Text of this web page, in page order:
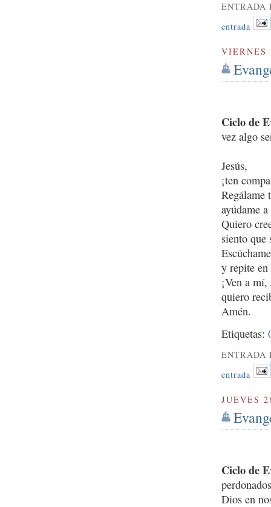
ENTRADA
entrada
VIERNES
Ciclo de
vez algo
Jesús,
¡ten
Regálame
ayúdame
Quiero
siento
y repite
¡Ven a mí,
quiero
Amén.
Etiquetas:
ENTRADA
entrada
JUEVES
Ciclo de
Dios en